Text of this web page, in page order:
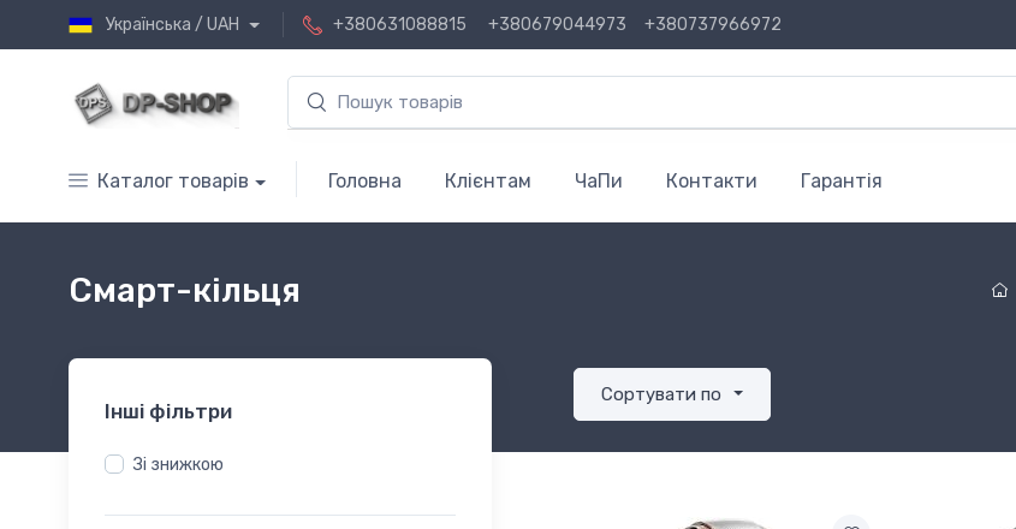
Українська / UAH +380631088815 +380679044973 +380737966972
Каталог товарів Головна Клієнтам ЧаПи Контакти Гарантія
Смарт-кільця
Інші фільтри
Зі знижкою
Сортувати по